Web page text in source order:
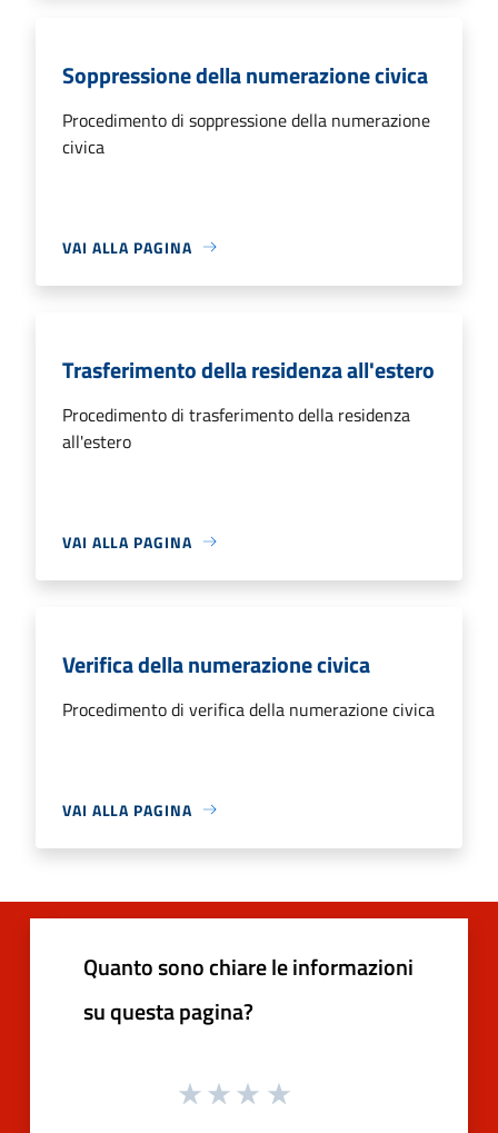
Soppressione della numerazione civica
Procedimento di soppressione della numerazione
civica
VAI ALLA PAGINA
Trasferimento della residenza all'estero
Procedimento di trasferimento della residenza
all'estero
VAI ALLA PAGINA
Verifica della numerazione civica
Procedimento di verifica della numerazione civica
VAI ALLA PAGINA
Quanto sono chiare le informazioni
su questa pagina?